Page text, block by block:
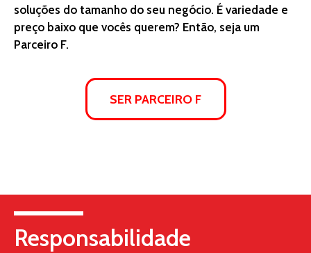
soluções do tamanho do seu negócio. É variedade e
preço baixo que vocês querem? Então, seja um
Parceiro F.
SER PARCEIRO F
Responsabilidade